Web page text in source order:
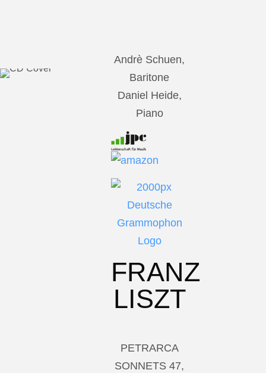
Andrè Schuen,
Baritone
Daniel Heide,
Piano
FRANZ
LISZT
PETRARCA
SONNETS 47,